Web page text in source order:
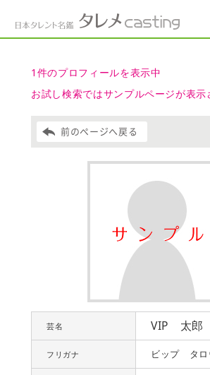
1件のプロフィールを表示中
お試し検索ではサンプルページが表示
前のページへ戻る
芸名 VIP 太郎
フリガナ ビップ タロ